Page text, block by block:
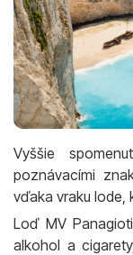
Vyššie
poznávacími
vďaka vraku lode,
Loď MV
alkohol a